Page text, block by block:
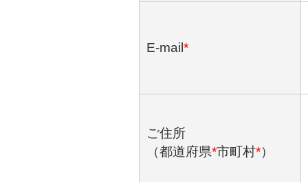
E-mail *
ご住所
（都道府県*市町村*）